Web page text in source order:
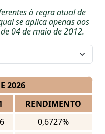
à regra atual de
se aplica apenas aos
04 de maio de 2012.
2026
RENDIMENTO
0,6727%